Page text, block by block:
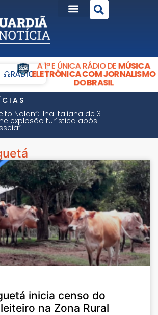
RÁDIO
A 1ª E ÚNICA RÁDIO DEMÚSICA
ELETRÔNICA COM JORNALISMO
DO BRASIL
Nolan”: ilha italiana de 3
explosão turística após
inicia censo do
na Zona Rural